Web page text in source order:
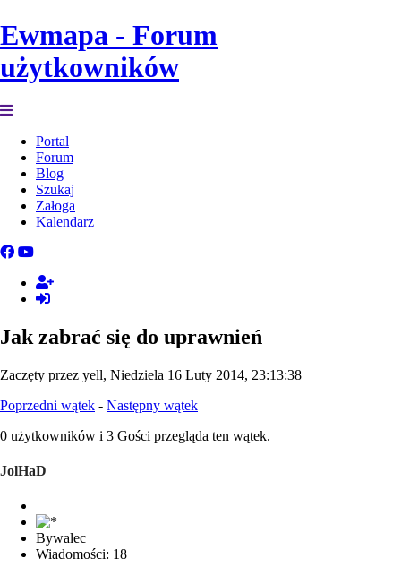
Ewmapa - Forum
użytkowników
Portal
Forum
Blog
Szukaj
Załoga
Kalendarz
Jak zabrać się do uprawnień
Zaczęty przez yell, Niedziela 16 Luty 2014, 23:13:38
Poprzedni wątek - Następny wątek
0 użytkowników i 3 Gości przegląda ten wątek.
JolHaD
Bywalec
Wiadomości: 18